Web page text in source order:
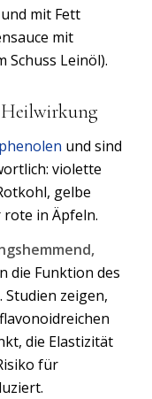
mit Fett
mit
Schuss Leinöl).
und sind
violette
gelbe
in Äpfeln.
die Funktion des
zeigen,
die Elastizität
für